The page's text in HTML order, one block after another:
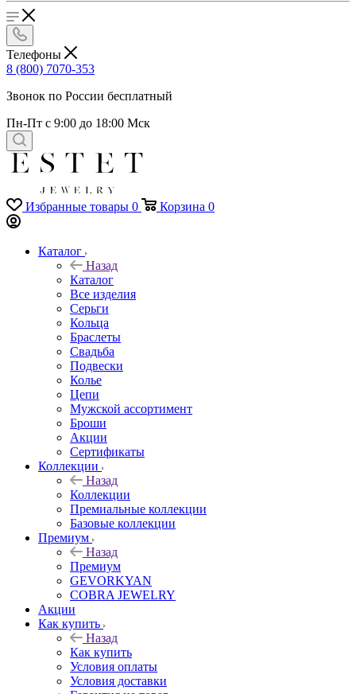
Телефоны
8 (800) 7070-353
Звонок по России бесплатный
Пн-Пт с 9:00 до 18:00 Мск
Избранные товары 0 Корзина 0
Каталог
Назад
Каталог
Все изделия
Серьги
Кольца
Браслеты
Свадьба
Подвески
Колье
Цепи
Мужской ассортимент
Броши
Акции
Сертификаты
Коллекции
Назад
Коллекции
Премиальные коллекции
Базовые коллекции
Премиум
Назад
Премиум
GEVORKYAN
COBRA JEWELRY
Акции
Как купить
Назад
Как купить
Условия оплаты
Условия доставки